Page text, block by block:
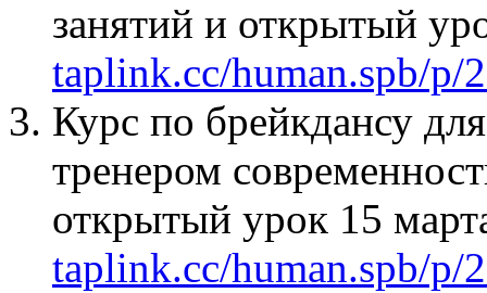
занятий и открытый
taplink.cc/human.spb/p/
Курс по брейкдансу
тренером
открытый урок 15
taplink.cc/human.spb/p/